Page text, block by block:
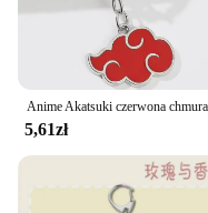
5,61zł